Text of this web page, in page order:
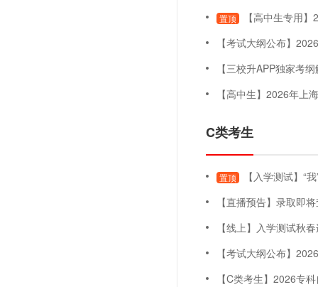
置顶
【高中生专用
【考试大纲公布】2026年上
【三校升APP独家考纲解
【高中生】2026年上海三月自主
C类考生
置顶
【入学测试】“
【直播预告】录取即将查询！五月未录取怎
【线上】入学测试秋春连贯
【考试大纲公布】2026年上
【C类考生】2026专